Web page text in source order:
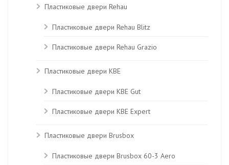
Пластиковые двери Rehau
Пластиковые двери Rehau Blitz
Пластиковые двери Rehau Grazio
Пластиковые двери KBE
Пластиковые двери КВЕ Gut
Пластиковые двери КВЕ Expert
Пластиковые двери Brusbox
Пластиковые двери Brusbox 60-3 Aero